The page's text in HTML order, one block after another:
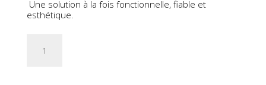
Une solution à la fois fonctionnelle, fiable et
esthétique.